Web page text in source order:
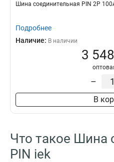
Шина соединительная PIN 2Р
Подробнее
Наличие: В наличии
3
–
В
Что такое Шина
PIN iek